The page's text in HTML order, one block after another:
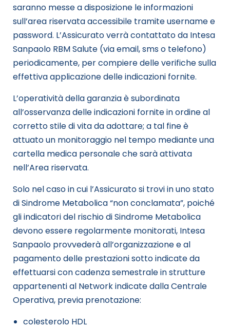
saranno messe a disposizione le informazioni
sull’area riservata accessibile tramite username e
password. L’Assicurato verrà contattato da Intesa
Sanpaolo RBM Salute (via email, sms o telefono)
periodicamente, per compiere delle verifiche sulla
effettiva applicazione delle indicazioni fornite.
L’operatività della garanzia è subordinata
all’osservanza delle indicazioni fornite in ordine al
corretto stile di vita da adottare; a tal fine è
attuato un monitoraggio nel tempo mediante una
cartella medica personale che sarà attivata
nell’Area riservata.
Solo nel caso in cui l’Assicurato si trovi in uno stato
di Sindrome Metabolica “non conclamata”, poiché
gli indicatori del rischio di Sindrome Metabolica
devono essere regolarmente monitorati, Intesa
Sanpaolo provvederà all’organizzazione e al
pagamento delle prestazioni sotto indicate da
effettuarsi con cadenza semestrale in strutture
appartenenti al Network indicate dalla Centrale
Operativa, previa prenotazione:
colesterolo HDL